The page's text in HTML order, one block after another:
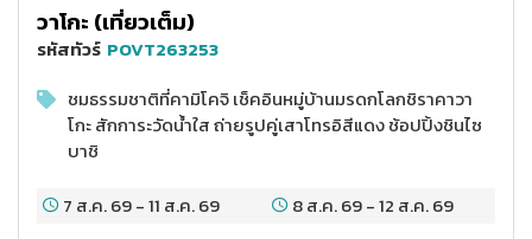
วาโกะ (เที่ยวเต็ม)
รหัสทัวร์ POVT263253
ชมธรรมชาติที่คามิโคจิ เช็คอินหมู่บ้านมรดกโลกชิราคาวา
โกะ สักการะวัดน้ำใส ถ่ายรูปคู่เสาโทรอิสีแดง ช้อปปิ้งชินไซ
บาชิ
7 ส.ค. 69-11 ส.ค. 69 8 ส.ค. 69-12 ส.ค. 69